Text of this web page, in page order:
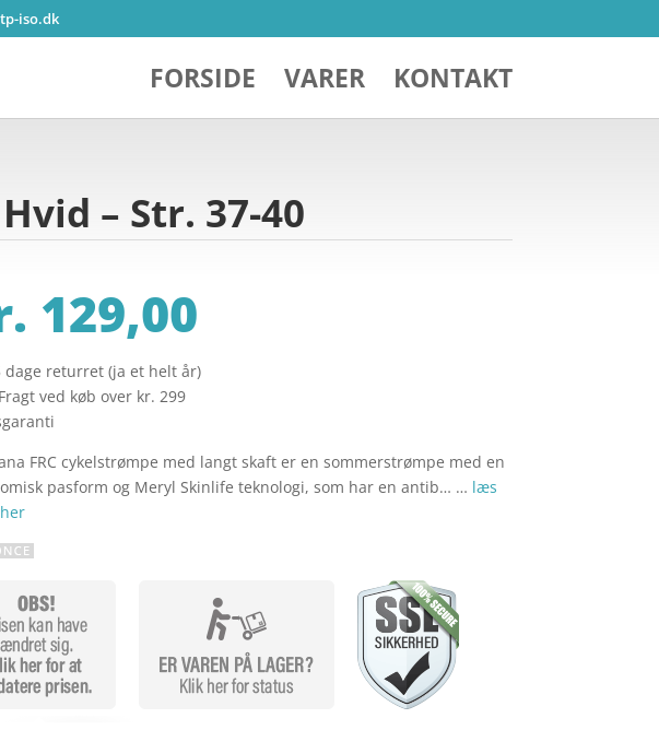
iso.dk
FORSIDE VARER KONTAKT
– Str. 37-40
129,00
dage returret (ja et helt år)
ved køb over kr. 299
FRC cykelstrømpe med langt skaft er en sommerstrømpe med en
pasform og Meryl Skinlife teknologi, som har en antib… … læs